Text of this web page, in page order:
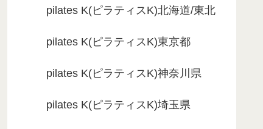
pilates K(ピラティスK)北海道/東北
pilates K(ピラティスK)東京都
pilates K(ピラティスK)神奈川県
pilates K(ピラティスK)埼玉県